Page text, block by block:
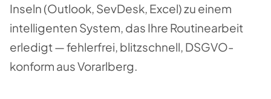
Inseln (Outlook, SevDesk, Excel) zu einem
intelligenten System, das Ihre Routinearbeit
erledigt — fehlerfrei, blitzschnell, DSGVO-
konform aus Vorarlberg.